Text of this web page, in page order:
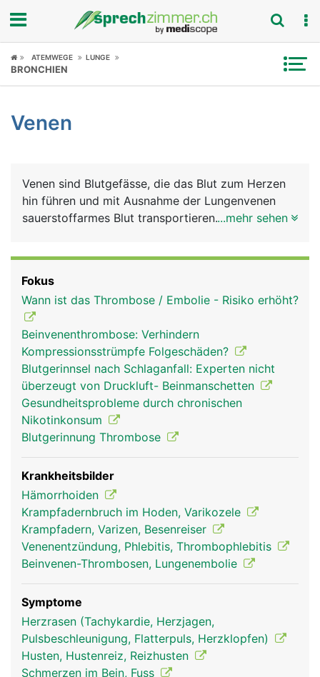
Fokus
Symptome
News
Rubriken
ATEMWEGE LUNGE
BRONCHIEN
Venen
Venen sind Blutgefässe, die das Blut zum Herzen
hin führen und mit Ausnahme der Lungenvenen
sauerstoffarmes Blut transportieren. Der Blutdruck
venen frau venen mann
...mehr sehen
Fokus
Wann ist das Thrombose / Embolie - Risiko erhöht?
Beinvenenthrombose: Verhindern
Kompressionsstrümpfe Folgeschäden?
Blutgerinnsel nach Schlaganfall: Experten nicht
überzeugt von Druckluft- Beinmanschetten
Gesundheitsprobleme durch chronischen
Nikotinkonsum
Blutgerinnung Thrombose
Krankheitsbilder
Hämorrhoiden
Krampfadernbruch im Hoden, Varikozele
Krampfadern, Varizen, Besenreiser
Venenentzündung, Phlebitis, Thrombophlebitis
Beinvenen-Thrombosen, Lungenembolie
Symptome
Herzrasen (Tachykardie, Herzjagen,
Pulsbeschleunigung, Flatterpuls, Herzklopfen)
Husten, Hustenreiz, Reizhusten
Schmerzen im Bein, Fuss